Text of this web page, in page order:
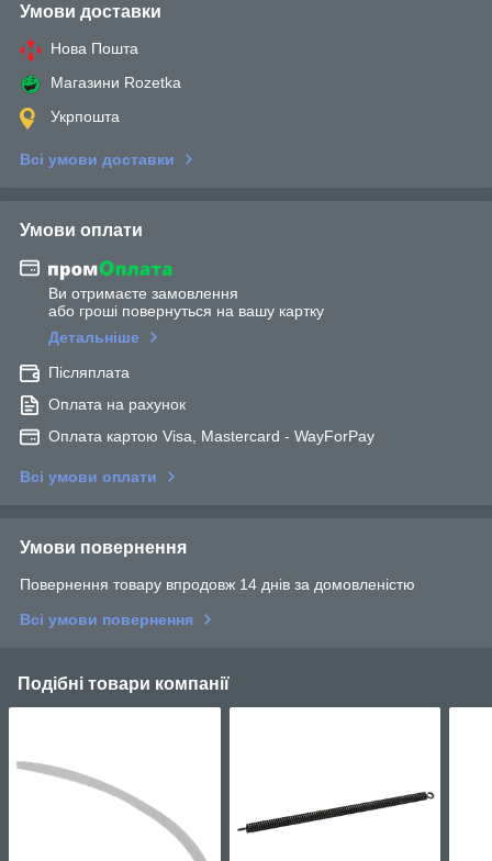
Умови доставки
Нова Пошта
Магазини Rozetka
Укрпошта
Всі умови доставки
Умови оплати
Ви отримаєте замовлення
або гроші повернуться на вашу картку
Детальніше
Післяплата
Оплата на рахунок
Оплата картою Visa, Mastercard - WayForPay
Всі умови оплати
Умови повернення
Повернення товару впродовж 14 днів за домовленістю
Всі умови повернення
Подібні товари компанії